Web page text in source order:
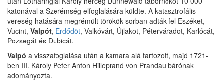
katonával a Szerémség elfoglalására küldte. A katasztrofális
vereség hatására megrémült törökök sorban adták fel Eszéket,
Vucint, Valpót, Erdődöt, Valkóvárt, Újlakot, Péterváradot, Karlócát,
Pozsegát és Dubicát.
Valpó a visszafoglalása után a kamara alá tartozott, majd 1721-
ben III. Károly Peter Anton Hilleprand von Prandau bárónak
adományozta.